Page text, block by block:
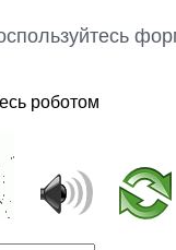
роботом